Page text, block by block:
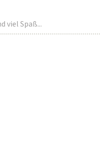
viel Spaß...